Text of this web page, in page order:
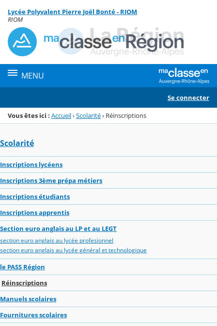
Menu de la rubrique
Contenu
Lycée Polyvalent Pierre Joël Bonté - RIOM
RIOM
MENU
Se connecter
Vous êtes ici : Accueil›Scolarité› Réinscriptions
Scolarité
Inscriptions lycéens
Inscriptions 3ème prépa métiers
Inscriptions étudiants
Inscriptions apprentis
Section euro anglais au LP et au LEGT
section euro anglais au lycée profesionnel
section euro anglais au lycée général et technologique
le PASS Région
Réinscriptions
Manuels scolaires
Fournitures scolaires